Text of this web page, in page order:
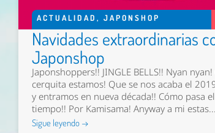
ACTUALIDAD , JAPONSHOP
Navidades extraordinarias
Japonshop
Japonshoppers!! JINGLE BELLS!! Nyan
cerquita estamos! Que se nos acaba el
y entramos en nueva década!! Cómo pasa el
tiempo!! Por Kamisama! Anyway a mi estas...
Sigue leyendo →